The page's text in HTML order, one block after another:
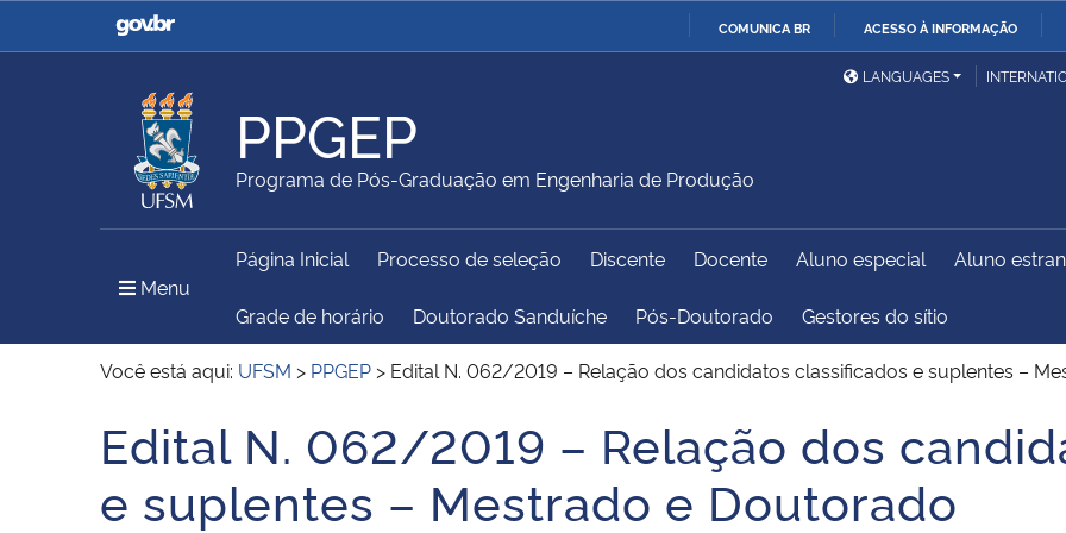
COMUNICA BR ACESSO À INFORMAÇÃO
Casa Civil
Ministério da Justiça e
Ministério da Defesa
Ministério das Relações
Exteriores
Ministério da Agricultura,
Pecuária e Abastecimento
Ministério da Educação
Ministério do Meio Ambiente
Desenvolvimento Regional
Controladoria-Geral da
União
Institucional
LANGUAGES
PPGEP
Programa de Pós-Graduação em Engenharia de Produção
Menu
Página Inicial Processo de seleção Discente Docente Aluno especial Aluno
Grade de horário Doutorado Sanduíche Pós-Doutorado Gestores do sítio
Você está aqui: UFSM > PPGEP > Edital N. 062/2019 – Relação dos candidatos classificados e suplentes –
Início do conteúdo
Edital N. 062/2019 – Relação dos
e suplentes – Mestrado e Doutorado